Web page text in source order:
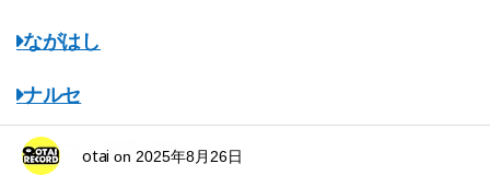
ながはし
ナルセ
マスコミ掲載情報
otai on 2025年8月26日